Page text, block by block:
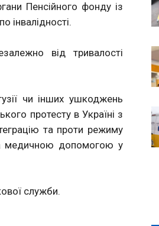
Пенсійного фонду із
інвалідності.
від тривалості
чи інших ушкоджень
протесту в Україні з
та проти режиму
медичною допомогою у
служби.